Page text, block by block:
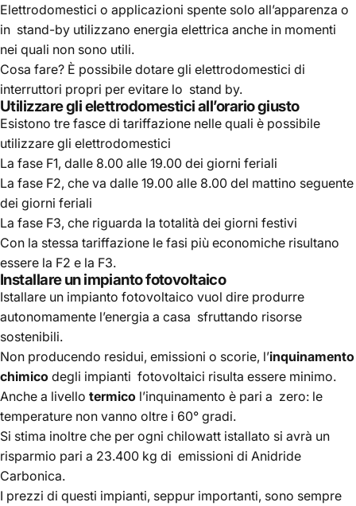
Elettrodomestici o applicazioni spente solo all’apparenza o
in stand-by utilizzano energia elettrica anche in momenti
nei quali non sono utili.
Cosa fare? È possibile dotare gli elettrodomestici di
interruttori propri per evitare lo stand by.
Utilizzare gli elettrodomestici all’orario giusto
Esistono tre fasce di tariffazione nelle quali è possibile
utilizzare gli elettrodomestici
La fase F1, dalle 8.00 alle 19.00 dei giorni feriali
La fase F2, che va dalle 19.00 alle 8.00 del mattino seguente
dei giorni feriali
La fase F3, che riguarda la totalità dei giorni festivi
Con la stessa tariffazione le fasi più economiche risultano
essere la F2 e la F3.
Installare un impianto fotovoltaico
Istallare un impianto fotovoltaico vuol dire produrre
autonomamente l’energia a casa sfruttando risorse
sostenibili.
Non producendo residui, emissioni o scorie, l’inquinamento
chimico degli impianti fotovoltaici risulta essere minimo.
Anche a livello termico l’inquinamento è pari a zero: le
temperature non vanno oltre i 60° gradi.
Si stima inoltre che per ogni chilowatt istallato si avrà un
risparmio pari a 23.400 kg di emissioni di Anidride
Carbonica.
I prezzi di questi impianti, seppur importanti, sono sempre